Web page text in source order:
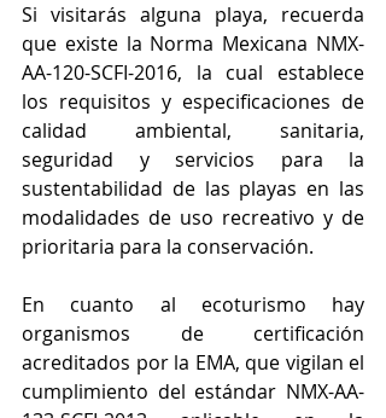
Si visitarás alguna playa, recuerda
que existe la Norma Mexicana NMX-
AA-120-SCFI-2016, la cual establece
los requisitos y especificaciones de
calidad ambiental, sanitaria,
seguridad y servicios para la
sustentabilidad de las playas en las
modalidades de uso recreativo y de
prioritaria para la conservación.
En cuanto al ecoturismo hay
organismos de certificación
acreditados por la EMA, que vigilan el
cumplimiento del estándar NMX-AA-